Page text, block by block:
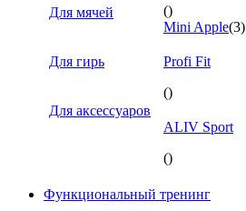
Для мячей
Для гирь
Для аксессуаров
()
Mini Apple(3)
Profi Fit
()
ALIV Sport
()
Функциональный тренинг